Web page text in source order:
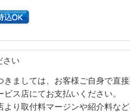
さい
ましては、お客様ご自身で直
ビス店にてお支払いください。
より取付料マージンや紹介料な